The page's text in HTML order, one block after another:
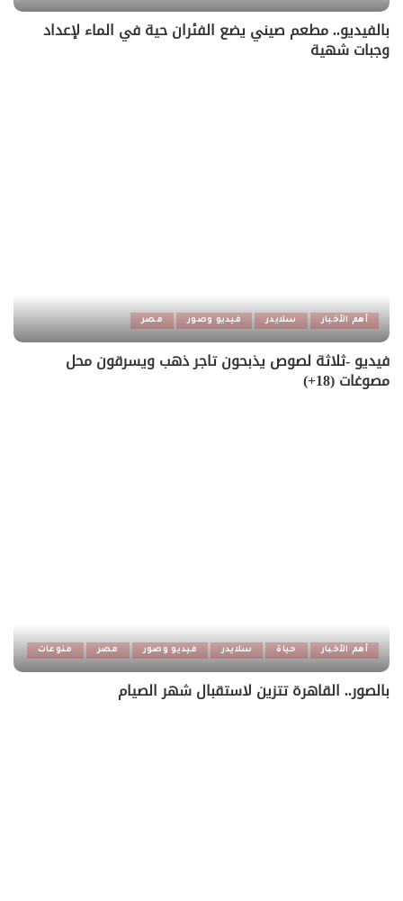
بالفيديو.. مطعم صيني يضع الفئران حية في الماء لإعداد
وجبات شهية
أهم الأخبار سلايدر فيديو وصور مصر
فيديو -ثلاثة لصوص يذبحون تاجر ذهب ويسرقون محل
مصوغات (18+)‎‏
أهم الأخبار حياة سلايدر فيديو وصور مصر منوعات
بالصور.. القاهرة تتزين لاستقبال شهر الصيام